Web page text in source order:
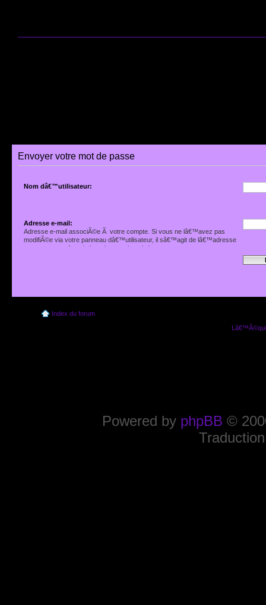
Envoyer votre mot de passe
Nom dâ€™utilisateur:
Adresse e-mail:
Adresse e-mail associÃ©e Ã votre compte. Si vous ne lâ€™avez pas
modifiÃ©e via votre panneau dâ€™utilisateur, il sâ€™agit de lâ€™adresse
que vous avez fournie lors de votre inscription.
Index du forum
Powered by phpBB ©